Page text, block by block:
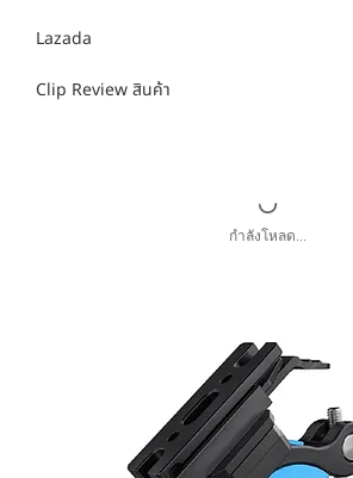
Lazada
Clip Review สินค้า
กำลังโหลด...